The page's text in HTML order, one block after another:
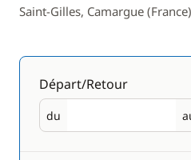
Saint-Gilles, Camargue (France)
Départ/Retour
du
Départ